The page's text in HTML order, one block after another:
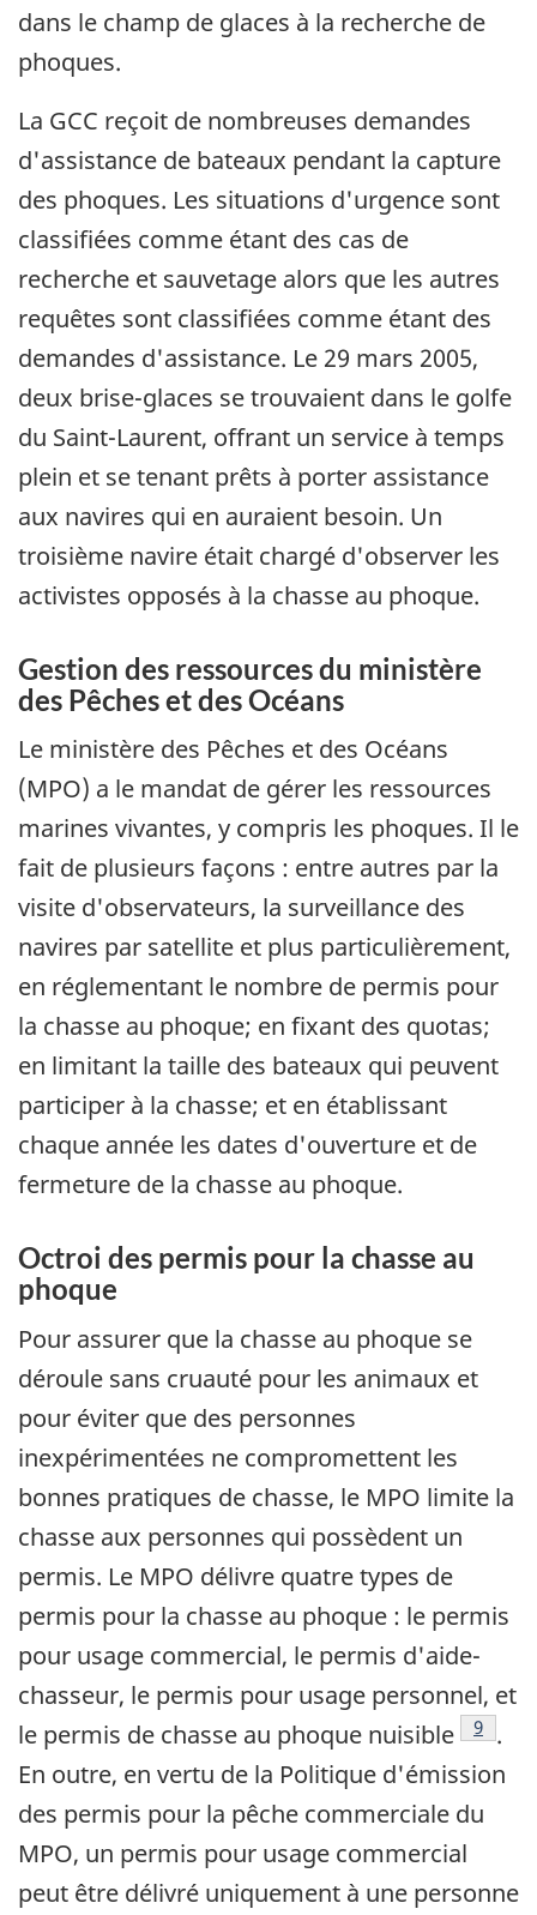
dans le champ de glaces à la recherche de
phoques.
La GCC reçoit de nombreuses demandes
d'assistance de bateaux pendant la capture
des phoques. Les situations d'urgence sont
classifiées comme étant des cas de
recherche et sauvetage alors que les autres
requêtes sont classifiées comme étant des
demandes d'assistance. Le 29 mars 2005,
deux brise-glaces se trouvaient dans le golfe
du Saint-Laurent, offrant un service à temps
plein et se tenant prêts à porter assistance
aux navires qui en auraient besoin. Un
troisième navire était chargé d'observer les
activistes opposés à la chasse au phoque.
Gestion des ressources du ministère
des Pêches et des Océans
Le ministère des Pêches et des Océans
(MPO) a le mandat de gérer les ressources
marines vivantes, y compris les phoques. Il le
fait de plusieurs façons : entre autres par la
visite d'observateurs, la surveillance des
navires par satellite et plus particulièrement,
en réglementant le nombre de permis pour
la chasse au phoque; en fixant des quotas;
en limitant la taille des bateaux qui peuvent
participer à la chasse; et en établissant
chaque année les dates d'ouverture et de
fermeture de la chasse au phoque.
Octroi des permis pour la chasse au
phoque
Pour assurer que la chasse au phoque se
déroule sans cruauté pour les animaux et
pour éviter que des personnes
inexpérimentées ne compromettent les
bonnes pratiques de chasse, le MPO limite la
chasse aux personnes qui possèdent un
permis. Le MPO délivre quatre types de
permis pour la chasse au phoque : le permis
pour usage commercial, le permis d'aide-
chasseur, le permis pour usage personnel, et
le permis de chasse au phoque nuisible
Note
9 .
En outre, en vertu de la Politique d'émission
des permis pour la pêche commerciale du
MPO, un permis pour usage commercial
peut être délivré uniquement à une personne